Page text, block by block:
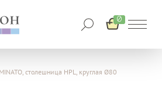
0
столешница HPL, круглая Ø80